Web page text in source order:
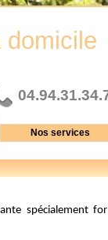
domicile
spécialement
Nos services